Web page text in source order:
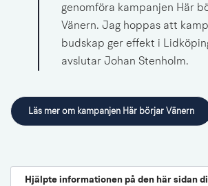
genomföra kampanjen Här
Vänern. Jag hoppas att
budskap ger effekt i
avslutar Johan Stenholm.
Läs mer om kampanjen Här börjar Vänern
Hjälpte informationen på den här sidan